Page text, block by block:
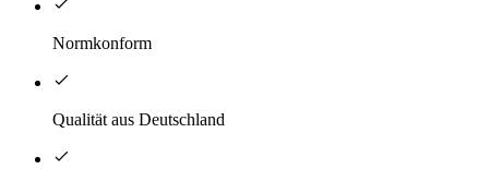
Normkonform
Qualität aus Deutschland